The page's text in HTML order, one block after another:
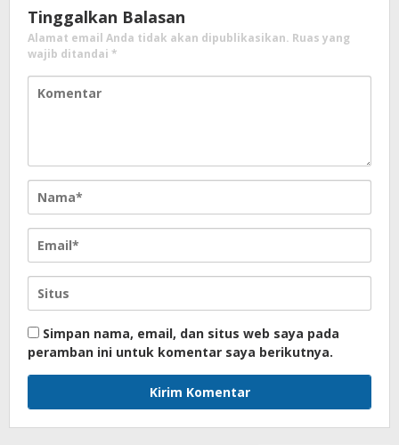
Tinggalkan Balasan
Alamat email Anda tidak akan dipublikasikan. Ruas yang
wajib ditandai *
Simpan nama, email, dan situs web saya pada
peramban ini untuk komentar saya berikutnya.